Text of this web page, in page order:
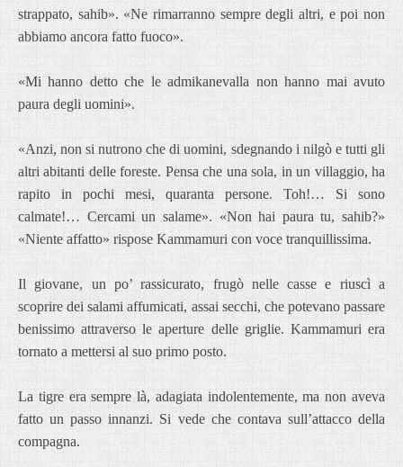
strappato, sahib». «Ne rimarranno sempre degli altri, e poi non
abbiamo ancora fatto fuoco».
«Mi hanno detto che le admikanevalla non hanno mai avuto
paura degli uomini».
«Anzi, non si nutrono che di uomini, sdegnando i nilgò e tutti gli
altri abitanti delle foreste. Pensa che una sola, in un villaggio, ha
rapito in pochi mesi, quaranta persone. Toh!… Si sono
calmate!… Cercami un salame». «Non hai paura tu, sahib?»
«Niente affatto» rispose Kammamuri con voce tranquillissima.
Il giovane, un po’ rassicurato, frugò nelle casse e riuscì a
scoprire dei salami affumicati, assai secchi, che potevano passare
benissimo attraverso le aperture delle griglie. Kammamuri era
tornato a mettersi al suo primo posto.
La tigre era sempre là, adagiata indolentemente, ma non aveva
fatto un passo innanzi. Si vede che contava sull’attacco della
compagna.